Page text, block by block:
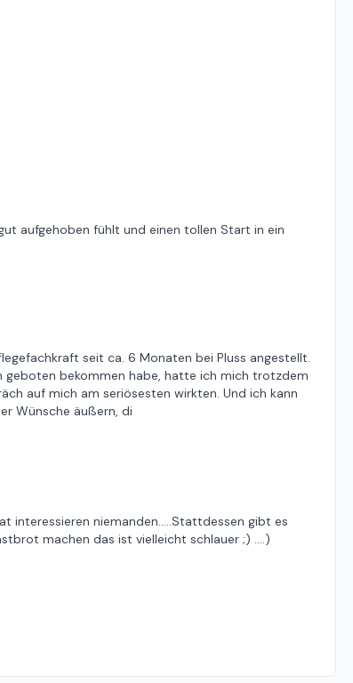
aufgehoben fühlt und einen tollen Start in ein
seit ca. 6 Monaten bei Pluss angestellt.
bekommen habe, hatte ich mich trotzdem
auf mich am seriösesten wirkten. Und ich kann
Wünsche äußern, di
interessieren niemanden.....Stattdessen gibt es
machen das ist vielleicht schlauer ;) ....)